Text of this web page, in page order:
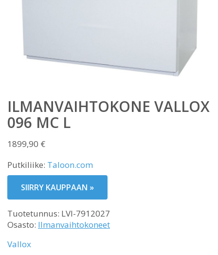
ILMANVAIHTOKONE VALLOX
096 MC L
1899,90 €
Putkiliike: Taloon.com
SIIRRY KAUPPAAN »
Tuotetunnus: LVI-7912027
Osasto: Ilmanvaihtokoneet
Vallox